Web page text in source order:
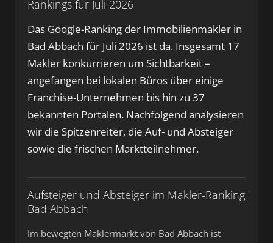
Rankings für Juli 2026
Das Google-Ranking der Immobilienmakler in
Bad Abbach für Juli 2026 ist da. Insgesamt 17
Makler konkurrieren um Sichtbarkeit –
angefangen bei lokalen Büros über einige
Franchise-Unternehmen bis hin zu 37
bekannten Portalen. Nachfolgend analysieren
wir die Spitzenreiter, die Auf- und Absteiger
sowie die frischen Marktteilnehmer.
Aufsteiger und Absteiger im Makler-Ranking
Bad Abbach
Im bewegten Maklermarkt von Bad Abbach ist